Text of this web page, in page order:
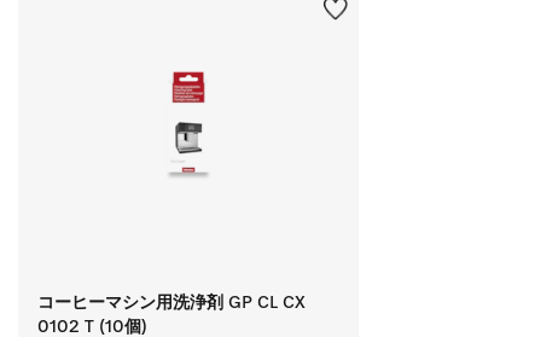
コーヒーマシン用洗浄剤 GP CL CX
0102 T (10個)